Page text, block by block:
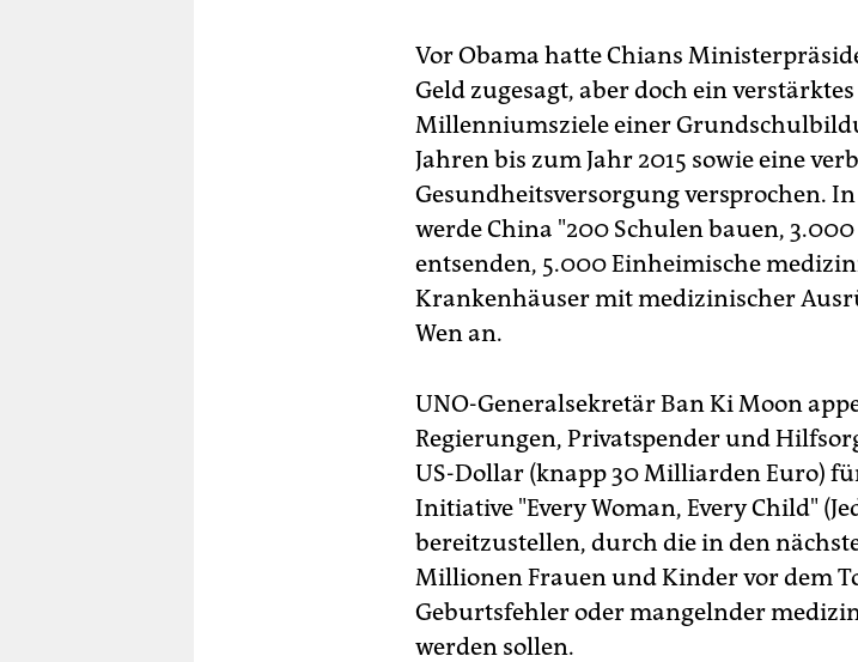
Vor Obama hatte Chians
Geld zugesagt, aber doch ein
Millenniumsziele einer
Jahren bis zum Jahr 2015 sowie eine
Gesundheitsversorgung versprochen.
werde China "200 Schulen bauen,
entsenden, 5.000 Einheimische
Krankenhäuser mit medizinischer
Wen an.
UNO-Generalsekretär Ban Ki Moon
Regierungen, Privatspender und
US-Dollar (knapp 30 Milliarden Euro)
Initiative "Every Woman, Every Child"
bereitzustellen, durch die in den
Millionen Frauen und Kinder vor dem
Geburtsfehler oder mangelnder
werden sollen.